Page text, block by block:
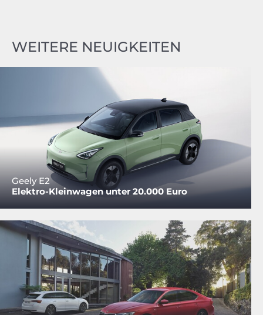
WEITERE NEUIGKEITEN
Geely E2
Elektro-Kleinwagen unter 20.000 Euro